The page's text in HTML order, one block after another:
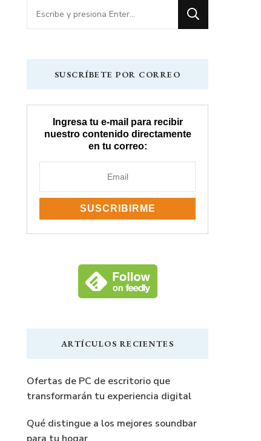
¿Buscas
algo?
SUSCRÍBETE POR CORREO
Ingresa tu e-mail para recibir
nuestro contenido directamente
en tu correo:
ARTÍCULOS RECIENTES
Ofertas de PC de escritorio que
transformarán tu experiencia digital
Qué distingue a los mejores soundbar